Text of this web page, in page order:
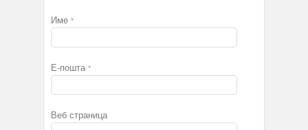
Име *
Е-пошта *
Веб страница